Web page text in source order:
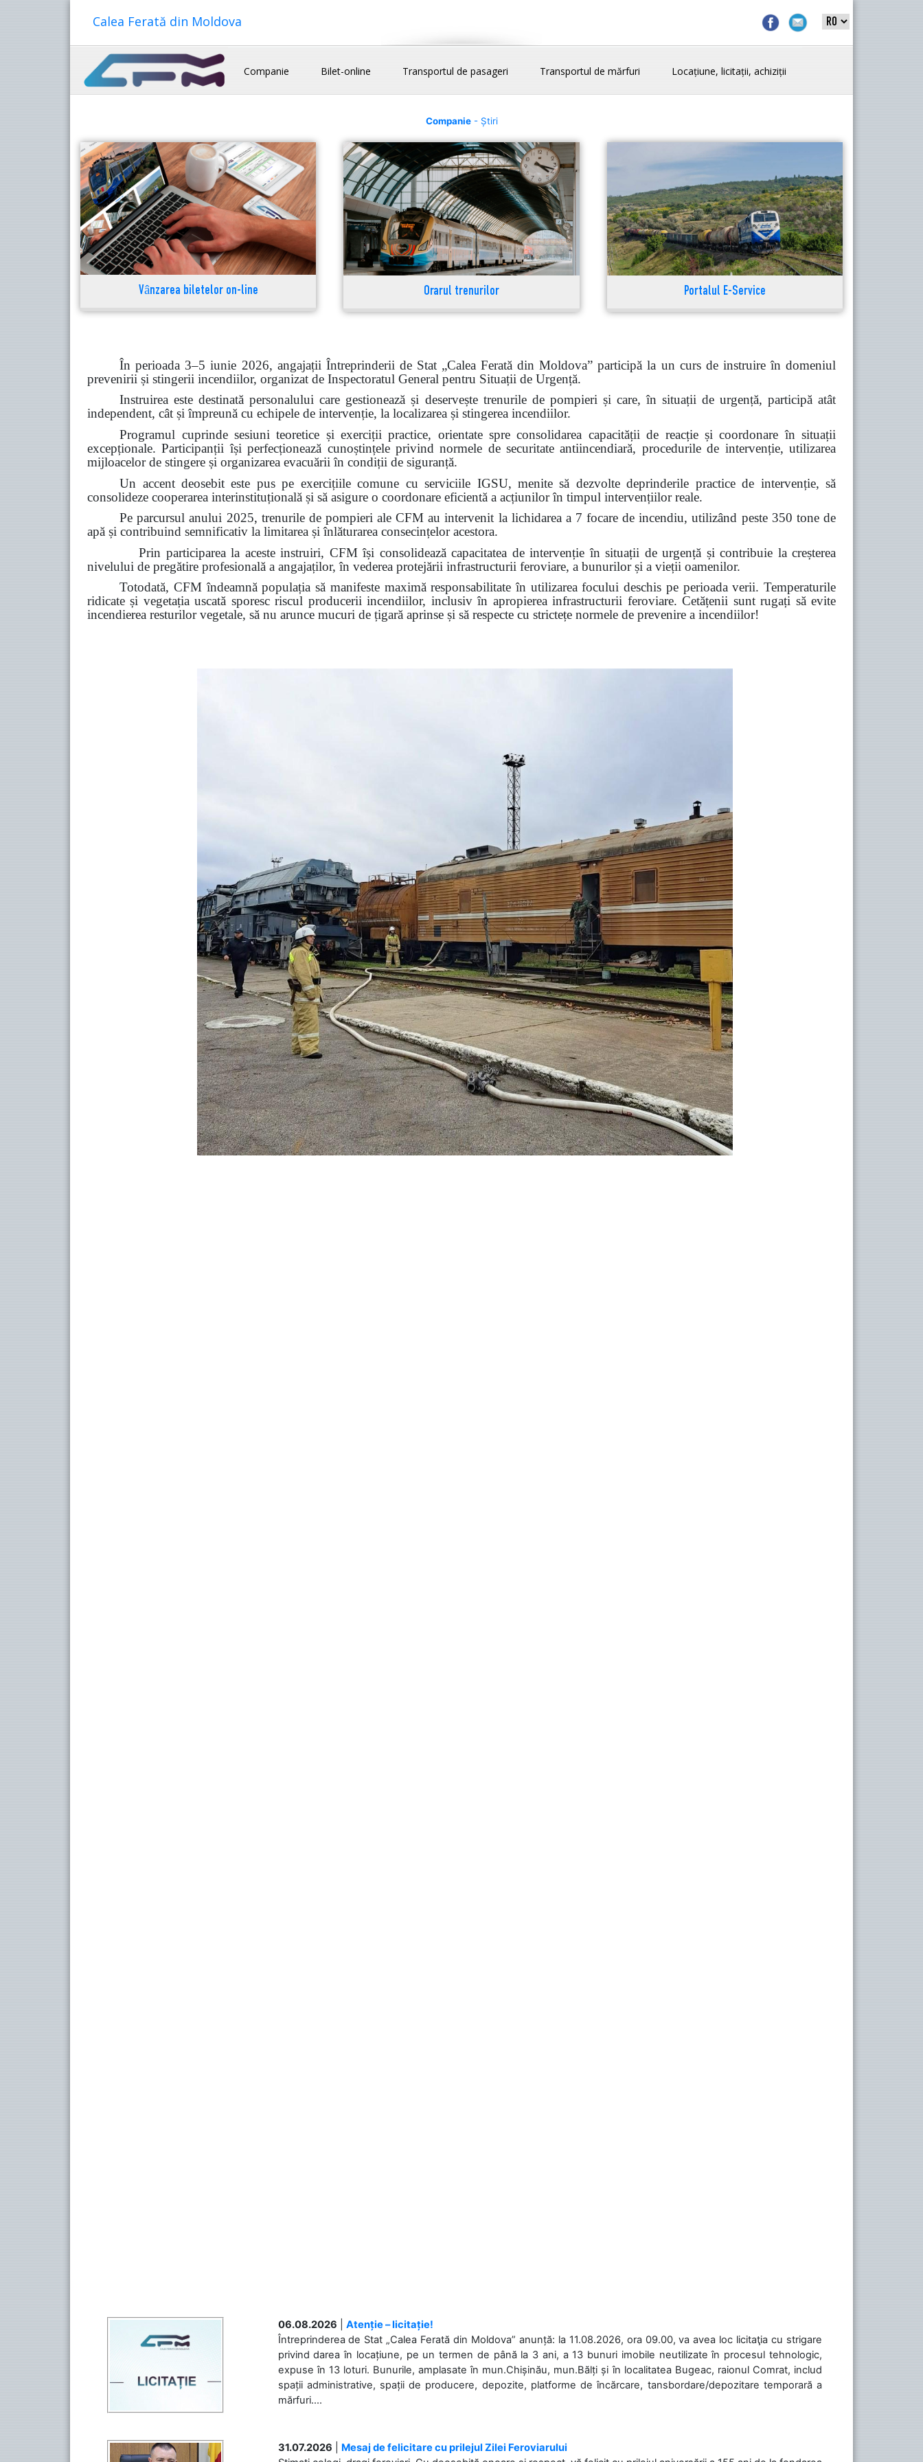
Calea Ferată din Moldova
Companie Bilet-online Transportul de pasageri Transportul de mărfuri Locațiune, licitații, achiziții
Companie- Știri
Vânzarea biletelor on-line Orarul trenurilor Portalul E-Service
În perioada 3–5 iunie 2026, angajații Întreprinderii de Stat „Calea Ferată din Moldova” participă la un curs de instruire în domeniul
prevenirii și stingerii incendiilor, organizat de Inspectoratul General pentru Situații de Urgență.
Instruirea este destinată personalului care gestionează și deservește trenurile de pompieri și care, în situații de urgență, participă atât
independent, cât și împreună cu echipele de intervenție, la localizarea și stingerea incendiilor.
Programul cuprinde sesiuni teoretice și exerciții practice, orientate spre consolidarea capacității de reacție și coordonare în situații
excepționale. Participanții își perfecționează cunoștințele privind normele de securitate antiincendiară, procedurile de intervenție, utilizarea
mijloacelor de stingere și organizarea evacuării în condiții de siguranță.
Un accent deosebit este pus pe exercițiile comune cu serviciile IGSU, menite să dezvolte deprinderile practice de intervenție, să
consolideze cooperarea interinstituțională și să asigure o coordonare eficientă a acțiunilor în timpul intervențiilor reale.
Pe parcursul anului 2025, trenurile de pompieri ale CFM au intervenit la lichidarea a 7 focare de incendiu, utilizând peste 350 tone de
apă și contribuind semnificativ la limitarea și înlăturarea consecințelor acestora.
Prin participarea la aceste instruiri, CFM își consolidează capacitatea de intervenție în situații de urgență și contribuie la creșterea
nivelului de pregătire profesională a angajaților, în vederea protejării infrastructurii feroviare, a bunurilor și a vieții oamenilor.
Totodată, CFM îndeamnă populația să manifeste maximă responsabilitate în utilizarea focului deschis pe perioada verii. Temperaturile
ridicate și vegetația uscată sporesc riscul producerii incendiilor, inclusiv în apropierea infrastructurii feroviare. Cetățenii sunt rugați să evite
incendierea resturilor vegetale, să nu arunce mucuri de țigară aprinse și să respecte cu strictețe normele de prevenire a incendiilor!
06.08.2026
Atenție – licitație!
Întreprinderea de Stat „Calea Ferată din Moldova” anunță: la 11.08.2026, ora 09.00, va avea loc licitaţia cu strigare
privind darea în locațiune, pe un termen de până la 3 ani, a 13 bunuri imobile neutilizate în procesul tehnologic,
expuse în 13 loturi. Bunurile, amplasate în mun.Chișinău, mun.Bălți și în localitatea Bugeac, raionul Comrat, includ
spații administrative, spații de producere, depozite, platforme de încărcare, tansbordare/depozitare temporară a
mărfuri....
31.07.2026
Mesaj de felicitare cu prilejul Zilei Feroviarului